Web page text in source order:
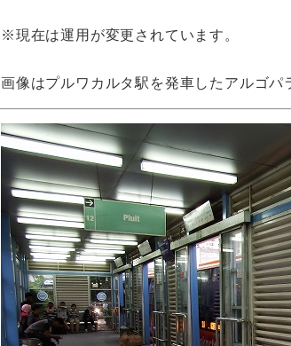
※現在は運用が変更されています。
画像はプルワカルタ駅を発車したアルゴパ